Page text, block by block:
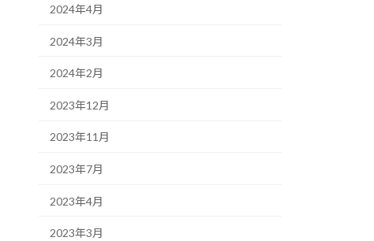
2024年4月
2024年3月
2024年2月
2023年12月
2023年11月
2023年7月
2023年4月
2023年3月